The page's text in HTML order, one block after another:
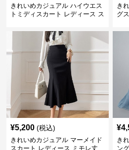
きれいめカジュアル ハイウエス
トミディスカート レディース ス
勤 きれいめ
き
グ
ル
¥5,200 (税込)
きれいめカジュアル マーメイド
スカート レディース ミモレ丈
¥
き
ン